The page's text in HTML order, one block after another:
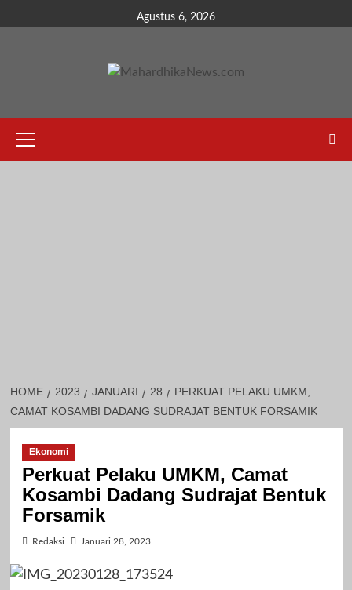
to
Agustus 6, 2026
Menu
HOME 2023 JANUARI 28
PERKUAT PELAKU UMKM,
CAMAT KOSAMBI DADANG SUDRAJAT BENTUK FORSAMIK
Ekonomi
Perkuat Pelaku UMKM, Camat
Kosambi Dadang Sudrajat Bentuk
Forsamik
Redaksi Januari 28, 2023